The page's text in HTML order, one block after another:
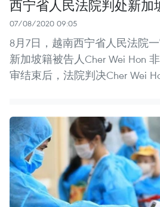
西宁省人民法院判处新加
07/08/2020 09:05
8月7日，越南西宁省人民法院
新加坡籍被告人Cher Wei Hon
审结束后，法院判决Cher Wei